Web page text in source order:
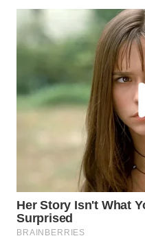
INDRAMAYU
KUNINGAN
MAJALENGKA
SUBANG
WN